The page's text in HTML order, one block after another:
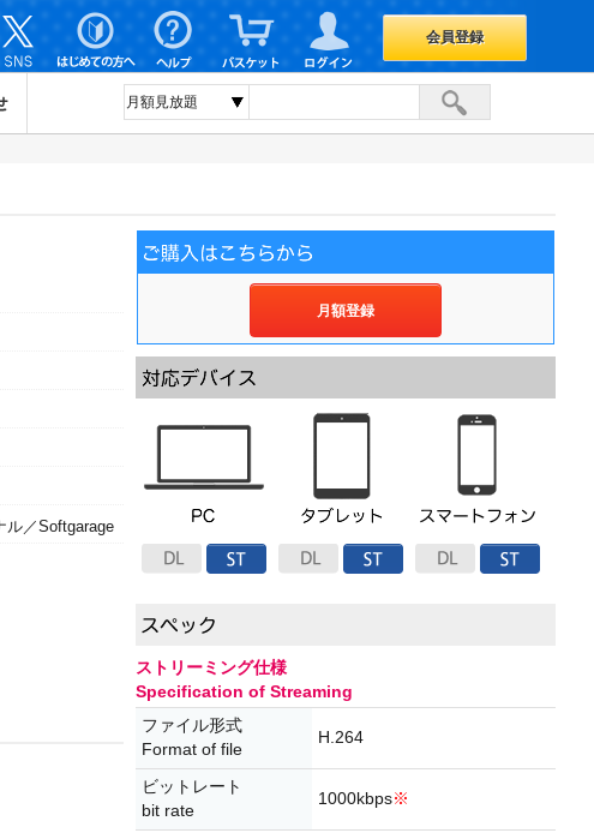
会員登録
ル／Softgarage
月額登録
ストリーミング仕様
Specification of Streaming
ファイル形式
Format of file
H.264
ビットレート
bit rate
1000kbps※